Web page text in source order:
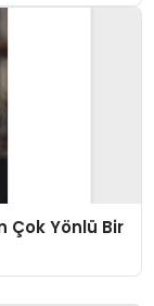
Çok Yönlü Bir